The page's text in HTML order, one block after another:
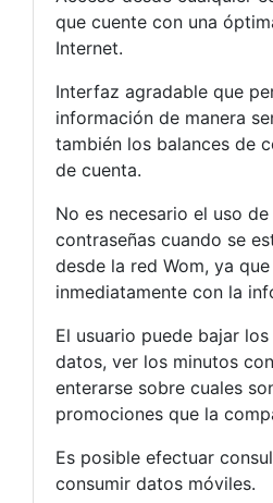
que cuente con una
Internet.
Interfaz agradable que
información de manera
también los balances de
de cuenta.
No es necesario el uso
contraseñas cuando se
desde la red Wom, ya
inmediatamente con la
El usuario puede bajar
datos, ver los minutos
enterarse sobre cuales
promociones que la
Es posible efectuar
consumir datos móviles.